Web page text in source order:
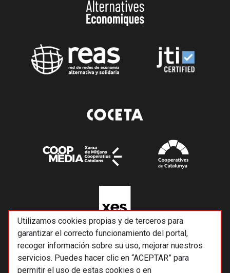
Utilizamos cookies propias y de terceros para
garantizar el correcto funcionamiento del portal,
recoger información sobre su uso, mejorar nuestros
servicios. Puedes hacer clic en “ACEPTAR” para
permitir el uso de estas cookies o en